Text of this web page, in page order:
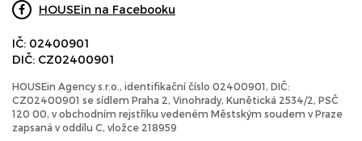
HOUSEin na Facebooku
IČ: 02400901
DIČ: CZ02400901
HOUSEin Agency s.r.o., identifikační číslo 02400901, DIČ:
CZ02400901 se sídlem Praha 2, Vinohrady, Kunětická 2534/2, PSČ
120 00, v obchodním rejstříku vedeném Městským soudem v Praze
zapsaná v oddílu C, vložce 218959